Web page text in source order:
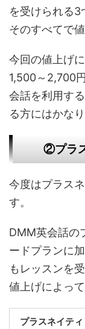
を受けられる3
そのすべてで
今回の値上げ
1,500～2,700
会話を利用す
る方にはかな
②プラ
今度はプラス
す。
DMM英会話の
ードプランに
もレッスンを
値上げによっ
プラスネイティ